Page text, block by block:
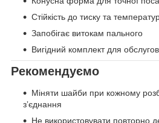
Стійкість до тиску та
Запобігає витокам пального
Вигідний комплект для
Рекомендуємо
Міняти шайби при кожному
зʼєднання
Не використовувати повторно